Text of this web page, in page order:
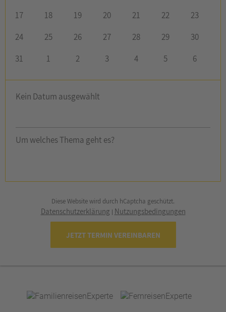
17
18 19 20 21 22
23
24
25 26 27 28 29
30
31
1 2 3 4 5 6
Kein Datum ausgewählt
Um welches Thema geht es?
Diese Website wird durch hCaptcha geschützt.
Datenschutzerklärung | Nutzungsbedingungen
JETZT TERMIN VEREINBAREN